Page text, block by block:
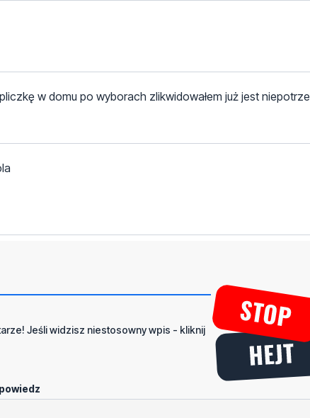
w domu po wyborach zlikwidowałem już jest
Jeśli widzisz niestosowny wpis - kliknij